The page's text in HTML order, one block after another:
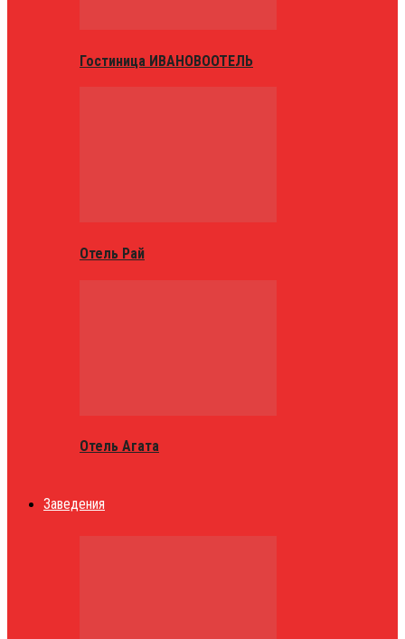
Гостиница ИВАНОВООТЕЛЬ
Отель Рай
Отель Агата
Заведения